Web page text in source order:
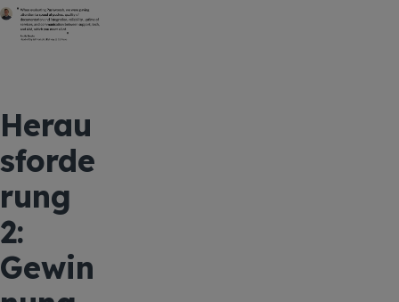
Herau
sforde
rung
2:
Gewin